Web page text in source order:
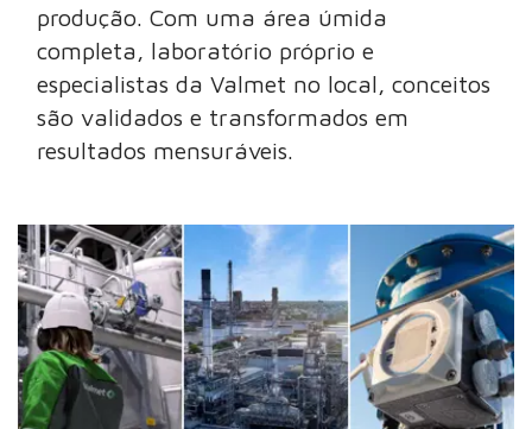
produção. Com uma área úmida
completa, laboratório próprio e
especialistas da Valmet no local, conceitos
são validados e transformados em
resultados mensuráveis.